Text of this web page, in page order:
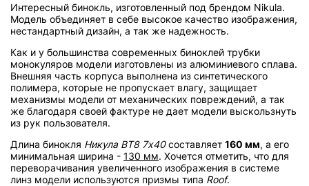
Интересный бинокль, изготовленный под брендом Nikula.
Модель объединяет в себе высокое качество изображения,
нестандартный дизайн, а так же надежность.
Как и у большинства современных биноклей трубки
монокуляров модели изготовлены из алюминиевого сплава.
Внешняя часть корпуса выполнена из синтетического
полимера, которые не пропускает влагу, защищает
механизмы модели от механических повреждений, а так
же благодаря своей фактуре не дает модели выскользнуть
из рук пользователя.
Длина бинокля Никула ВТ8 7х40составляет 160 мм, а его
минимальная ширина - 130 мм. Хочется отметить, что для
переворачивания увеличенного изображения в системе
линз модели используются призмы типа Roof.